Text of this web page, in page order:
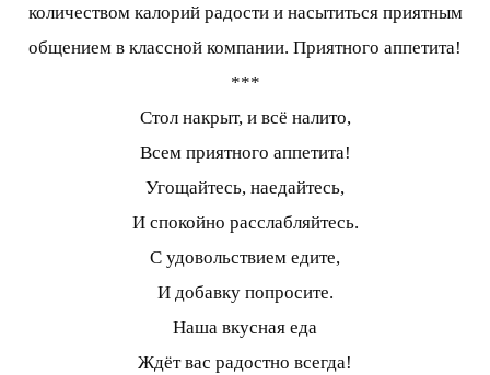
количеством калорий радости и насытиться приятным
общением в классной компании. Приятного аппетита!
***
Стол накрыт, и всё налито,
Всем приятного аппетита!
Угощайтесь, наедайтесь,
И спокойно расслабляйтесь.
С удовольствием едите,
И добавку попросите.
Наша вкусная еда
Ждёт вас радостно всегда!